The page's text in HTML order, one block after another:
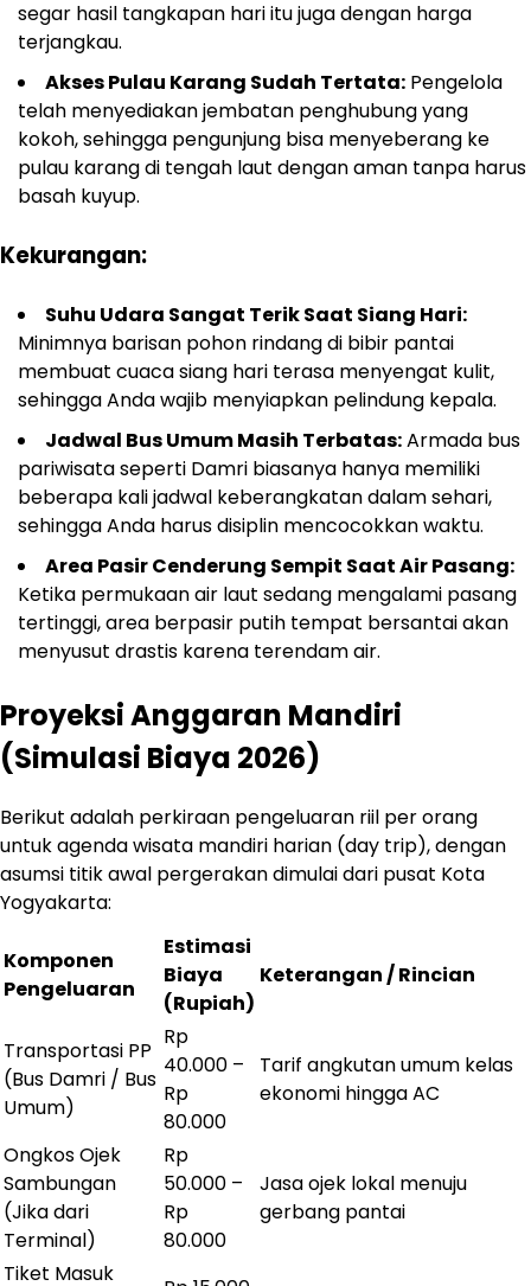
segar hasil tangkapan hari itu juga dengan harga
terjangkau.
Akses Pulau Karang Sudah Tertata: Pengelola
telah menyediakan jembatan penghubung yang
kokoh, sehingga pengunjung bisa menyeberang ke
pulau karang di tengah laut dengan aman tanpa harus
basah kuyup.
Kekurangan:
Suhu Udara Sangat Terik Saat Siang Hari:
Minimnya barisan pohon rindang di bibir pantai
membuat cuaca siang hari terasa menyengat kulit,
sehingga Anda wajib menyiapkan pelindung kepala.
Jadwal Bus Umum Masih Terbatas:Armada bus
pariwisata seperti Damri biasanya hanya memiliki
beberapa kali jadwal keberangkatan dalam sehari,
sehingga Anda harus disiplin mencocokkan waktu.
Area Pasir Cenderung Sempit Saat Air Pasang:
Ketika permukaan air laut sedang mengalami pasang
tertinggi, area berpasir putih tempat bersantai akan
menyusut drastis karena terendam air.
Proyeksi Anggaran Mandiri
(Simulasi Biaya 2026)
Berikut adalah perkiraan pengeluaran riil per orang
untuk agenda wisata mandiri harian (day trip), dengan
asumsi titik awal pergerakan dimulai dari pusat Kota
Yogyakarta:
Komponen
Pengeluaran
Estimasi
Biaya
(Rupiah)
Keterangan / Rincian
Transportasi PP
(Bus Damri / Bus
Umum)
Rp
40.000 –
Rp
80.000
Tarif angkutan umum kelas
ekonomi hingga AC
Ongkos Ojek
Sambungan
(Jika dari
Terminal)
Rp
50.000 –
Rp
80.000
Jasa ojek lokal menuju
gerbang pantai
Tiket Masuk